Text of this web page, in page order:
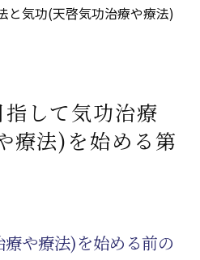
と気功(天啓気功治療や療法)
して気功治療
療法)を始める第
や療法)を始める前の